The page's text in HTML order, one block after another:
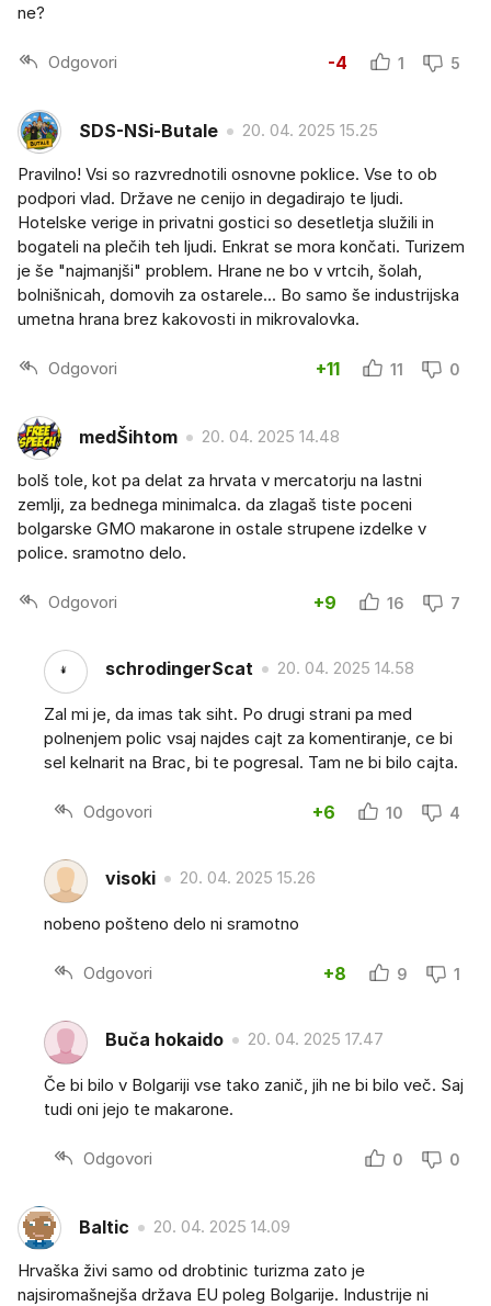
ne?
Odgovori -4 1 5
SDS-NSi-Butale 20. 04. 2025 15.25
Pravilno! Vsi so razvrednotili osnovne poklice. Vse to ob
podpori vlad. Države ne cenijo in degadirajo te ljudi.
Hotelske verige in privatni gostici so desetletja služili in
bogateli na plečih teh ljudi. Enkrat se mora končati. Turizem
je še "najmanjši" problem. Hrane ne bo v vrtcih, šolah,
bolnišnicah, domovih za ostarele... Bo samo še industrijska
umetna hrana brez kakovosti in mikrovalovka.
Odgovori +11 11 0
medŠihtom 20. 04. 2025 14.48
bolš tole, kot pa delat za hrvata v mercatorju na lastni
zemlji, za bednega minimalca. da zlagaš tiste poceni
bolgarske GMO makarone in ostale strupene izdelke v
police. sramotno delo.
Odgovori +9 16 7
schrodingerScat 20. 04. 2025 14.58
Zal mi je, da imas tak siht. Po drugi strani pa med
polnenjem polic vsaj najdes cajt za komentiranje, ce bi
sel kelnarit na Brac, bi te pogresal. Tam ne bi bilo cajta.
Odgovori +6 10 4
visoki 20. 04. 2025 15.26
nobeno pošteno delo ni sramotno
Odgovori +8 9 1
Buča hokaido 20. 04. 2025 17.47
Če bi bilo v Bolgariji vse tako zanič, jih ne bi bilo več. Saj
tudi oni jejo te makarone.
Odgovori 0 0
Baltic 20. 04. 2025 14.09
Hrvaška živi samo od drobtinic turizma zato je
najsiromašnejša država EU poleg Bolgarije. Industrije ni